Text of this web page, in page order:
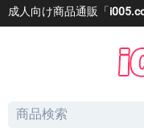
成人向け商品通販「